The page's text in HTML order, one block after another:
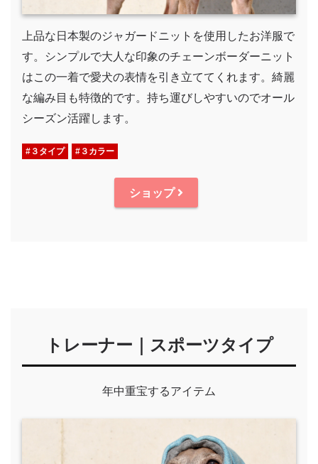
上品な日本製のジャガードニットを使用したお洋服で
す。シンプルで大人な印象のチェーンボーダーニット
はこの一着で愛犬の表情を引き立ててくれます。綺麗
な編み目も特徴的です。持ち運びしやすいのでオール
シーズン活躍します。
#３タイプ #３カラー
ショップ
トレーナー｜スポーツタイプ
年中重宝するアイテム